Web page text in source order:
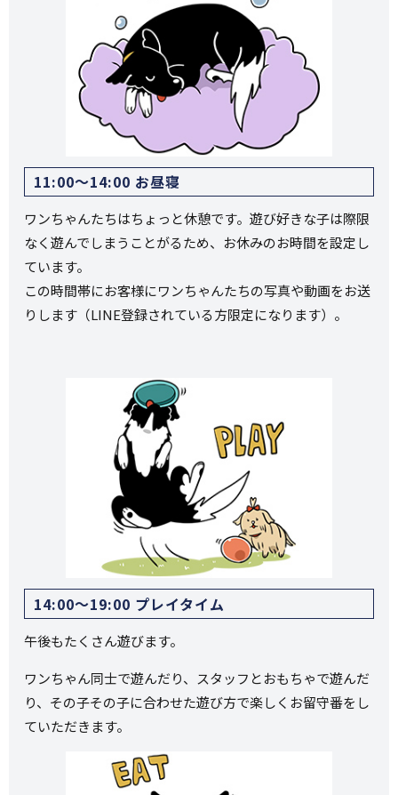
11:00〜14:00 お昼寝
ワンちゃんたちはちょっと休憩です。遊び好きな子は際限
なく遊んでしまうことがるため、お休みのお時間を設定し
ています。
この時間帯にお客様にワンちゃんたちの写真や動画をお送
りします（LINE登録されている方限定になります）。
14:00〜19:00 プレイタイム
午後もたくさん遊びます。
ワンちゃん同士で遊んだり、スタッフとおもちゃで遊んだ
り、その子その子に合わせた遊び方で楽しくお留守番をし
ていただきます。